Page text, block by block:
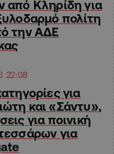
από Κληρίδη για
πολίτη
την ΑΔΕ
22:08
για
και «Σάντυ»,
για ποινική
για